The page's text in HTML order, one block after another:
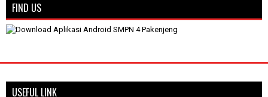
FIND US
USEFUL LINK